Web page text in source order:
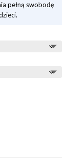
pełną swobodę